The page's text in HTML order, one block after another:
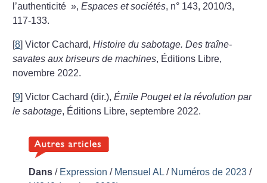
l’authenticité »,Espaces et sociétés, n° 143, 2010/3,
117-133.
[8]Victor Cachard,Histoire du sabotage. Des traîne-
savates aux briseurs de machines, Éditions Libre,
novembre 2022.
[9]Victor Cachard (dir.),Émile Pouget et la révolution par
le sabotage, Éditions Libre, septembre 2022.
Dans / Expression / Mensuel AL / Numéros de 2023 /